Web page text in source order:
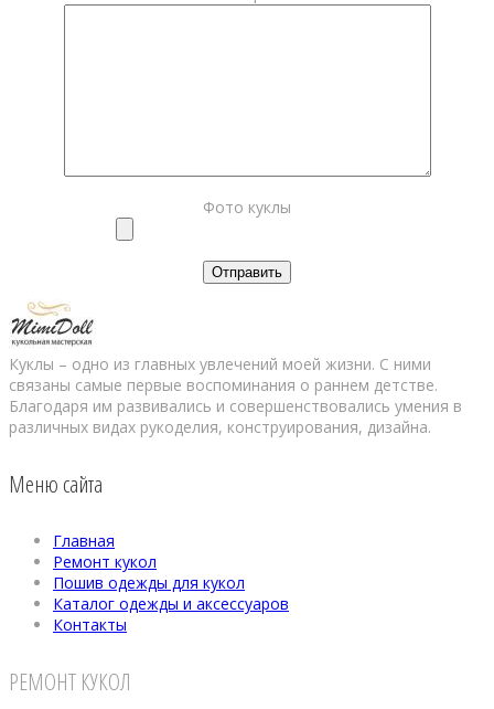
Фото куклы
Куклы – одно из главных увлечений моей жизни. С ними
связаны самые первые воспоминания о раннем детстве.
Благодаря им развивались и совершенствовались умения в
различных видах рукоделия, конструирования, дизайна.
Меню сайта
Главная
Ремонт кукол
Пошив одежды для кукол
Каталог одежды и аксессуаров
Контакты
РЕМОНТ КУКОЛ